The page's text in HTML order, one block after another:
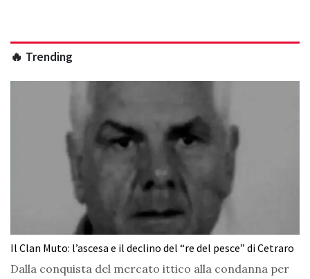
🔥 Trending
Il Clan Muto: l’ascesa e il declino del “re del pesce” di Cetraro
Dalla conquista del mercato ittico alla condanna per